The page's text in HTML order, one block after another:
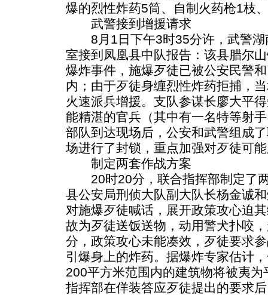
爆的烈性炸药5筒、自制火药枪1枝
武警接到增援请求
8月1日下午3时35分许，武警湖
室接到凤凰县中队报告：该县腊尔
爆炸事件，施爆歹徒已被公安民警
内；由于歹徒身缠烈性炸药拒捕，
火速派兵增援。支队参谋长廖大平
能精湛的官兵（其中有一名特等射
部队到达现场后，公安和武警组成
场进行了封锁，重点加强对歹徒可
制定两套作战方案
20时20分，联合指挥部制定了两
县公安局刑侦大队副大队长杨金诚
对施爆歹徒喊话，展开政策攻心迫
故为歹徒送饭送物，动用警犬扑咬
分，政策攻心未能凑效，歹徒要求
引爆身上的炸药。据爆炸专家估计
200平方米范围内的建筑物将被夷
指挥部在佯装答应歹徒提出的要求